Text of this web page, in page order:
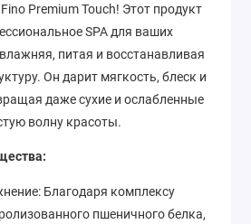
Premium Touch! Этот продукт
SPA для ваших
питая и восстанавливая
Он дарит мягкость, блеск и
даже сухие и ослабленные
волну красоты.
Благодаря комплексу
пшеничного белка,